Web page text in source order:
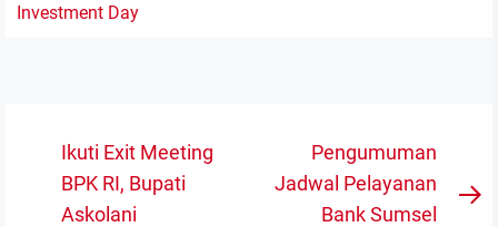
Navigasi
pos
Ikuti Exit Meeting
BPK RI, Bupati
Askolani
Pengumuman
Jadwal Pelayanan
Bank Sumsel